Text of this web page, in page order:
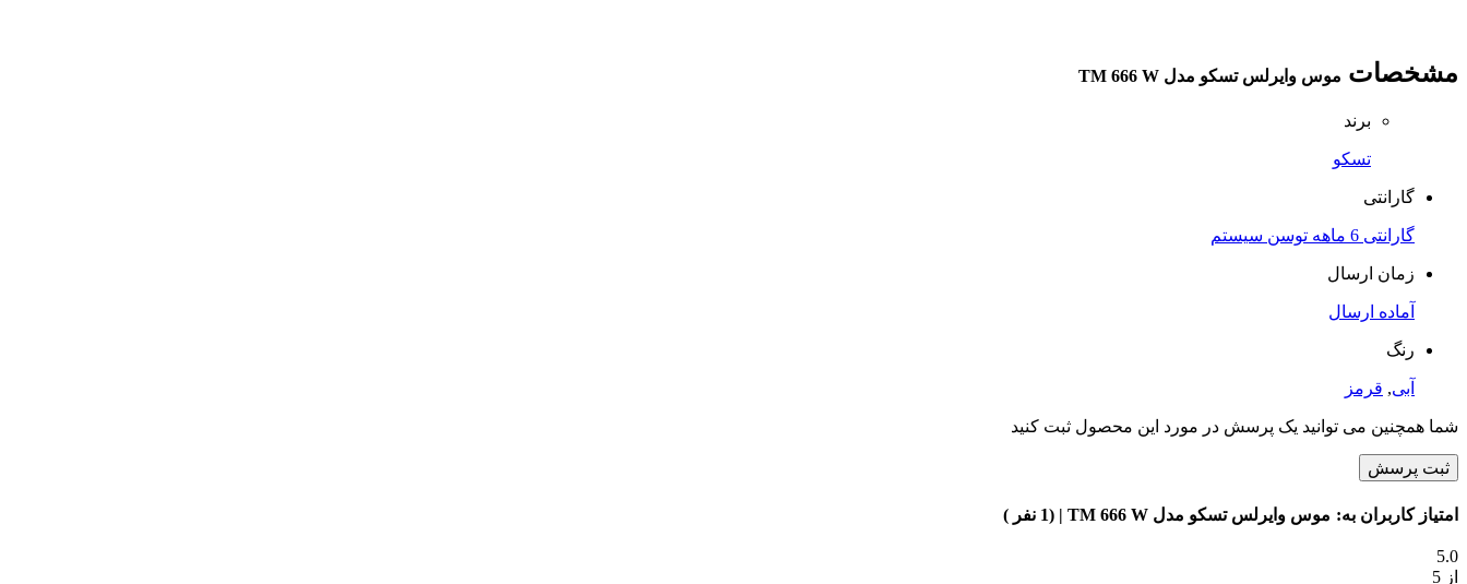
مشخصات موس وایرلس تسکو مدل TM 666 W
برند
تسکو
گارانتی
گارانتی 6 ماهه توسن سیستم
زمان ارسال
آماده ارسال
رنگ
آبی, قرمز
شما همچنین می توانید یک پرسش در مورد این محصول ثبت کنید
ثبت پرسش
امتیاز کاربران به: موس وایرلس تسکو مدل TM 666 W | (1 نفر )
5.0
از 5